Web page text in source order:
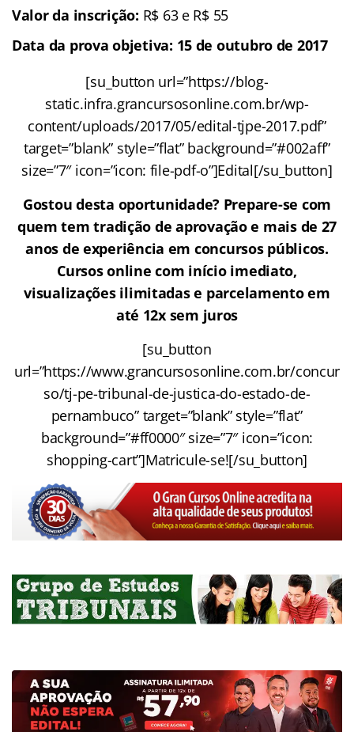
Valor da inscrição: R$ 63 e R$ 55
Data da prova objetiva: 15 de outubro de 2017
[su_button url=”https://blog-
static.infra.grancursosonline.com.br/wp-
content/uploads/2017/05/edital-tjpe-2017.pdf”
target=”blank” style=”flat” background=”#002aff”
size=”7″ icon=”icon: file-pdf-o”]Edital[/su_button]
Gostou desta oportunidade? Prepare-se com
quem tem tradição de aprovação e mais de 27
anos de experiência em concursos públicos.
Cursos online com início imediato,
visualizações ilimitadas e parcelamento em
até 12x sem juros
[su_button
url=”https://www.grancursosonline.com.br/concur
so/tj-pe-tribunal-de-justica-do-estado-de-
pernambuco” target=”blank” style=”flat”
background=”#ff0000″ size=”7″ icon=”icon:
shopping-cart”]Matricule-se![/su_button]